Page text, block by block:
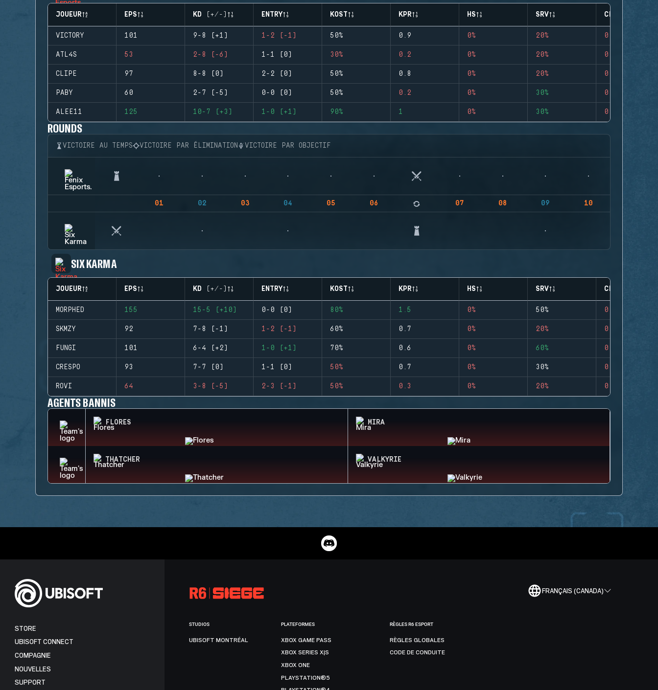
JOUEUR EPS KD (+/-) ENTRY KOST KPR HS SRV CLUTCHES
VICTORY 101 9-8 (+1) 1-2 (-1) 50% 0.9 0% 20% 0
ATL4S 53 2-8 (-6) 1-1 (0) 30% 0.2 0% 20% 0
CLIPE 97 8-8 (0) 2-2 (0) 50% 0.8 0% 20% 0
PABY 60 2-7 (-5) 0-0 (0) 50% 0.2 0% 30% 0
ALEE11 125 10-7 (+3) 1-0 (+1) 90% 1 0% 30% 0
ROUNDS
VICTOIRE AU TEMPS VICTOIRE PAR ÉLIMINATION VICTOIRE PAR OBJECTIF
01 02 03 04 05 06 07 08 09 10
SIX KARMA
JOUEUR EPS KD (+/-) ENTRY KOST KPR HS SRV CLUTCHES
MORPHED 155 15-5 (+10) 0-0 (0) 80% 1.5 0% 50% 0
SKMZY 92 7-8 (-1) 1-2 (-1) 60% 0.7 0% 20% 0
FUNGI 101 6-4 (+2) 1-0 (+1) 70% 0.6 0% 60% 0
CRESPO 93 7-7 (0) 1-1 (0) 50% 0.7 0% 30% 0
ROVI 64 3-8 (-5) 2-3 (-1) 50% 0.3 0% 20% 0
AGENTS BANNIS
FLORES MIRA
THATCHER VALKYRIE
FRANÇAIS (CANADA)
STORE
UBISOFT CONNECT
COMPAGNIE
NOUVELLES
SUPPORT
STUDIOS
UBISOFT MONTRÉAL
PLATEFORMES
XBOX GAME PASS
XBOX SERIES X|S
XBOX ONE
PLAYSTATION®5
RÈGLES R6 ESPORT
RÈGLES GLOBALES
CODE DE CONDUITE